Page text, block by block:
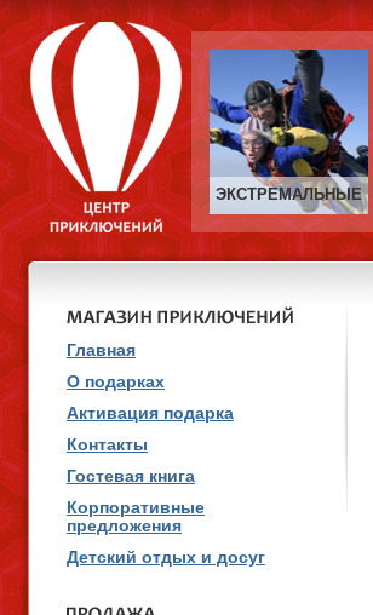
ЭКСТРЕМАЛЬНЫЕ
Главная
О подарках
Активация подарка
Контакты
Гостевая книга
Корпоративные
предложения
Детский отдых и досуг